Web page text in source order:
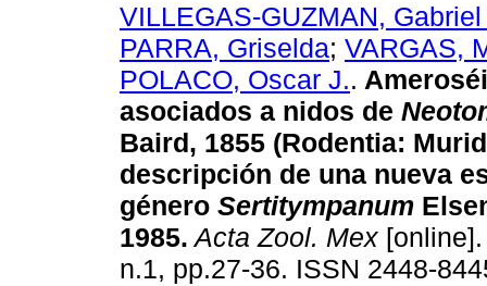
VILLEGAS-GUZMAN, Gabriel
PARRA, Griselda; VARGAS,
POLACO, Oscar J..
asociados a nidos de
Baird, 1855 (Rodentia:
descripción de una nueva
género Sertitympanum
1985. Acta Zool. Mex
n.1, pp.27-36. ISSN 2448-